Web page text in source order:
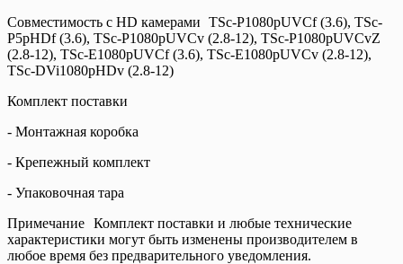
Совместимость с HD камерами TSc-P1080pUVCf (3.6), TSc-
P5pHDf (3.6), TSc-P1080pUVCv (2.8-12), TSc-P1080pUVCvZ
(2.8-12), TSc-E1080pUVCf (3.6), TSc-E1080pUVCv (2.8-12),
TSc-DVi1080pHDv (2.8-12)
Комплект поставки
- Монтажная коробка
- Крепежный комплект
- Упаковочная тара
Примечание Комплект поставки и любые технические
характеристики могут быть изменены производителем в
любое время без предварительного уведомления.